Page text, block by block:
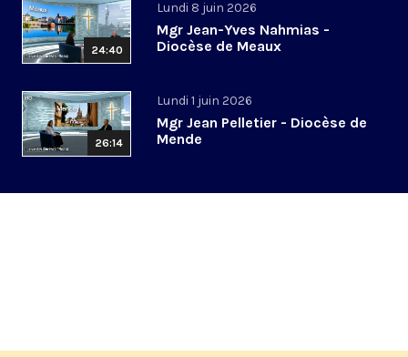
24:40
Lundi 8 juin 2026
Mgr Jean-Yves Nahmias -
Diocèse de Meaux
26:14
Lundi 1 juin 2026
Mgr Jean Pelletier - Diocèse de
Mende